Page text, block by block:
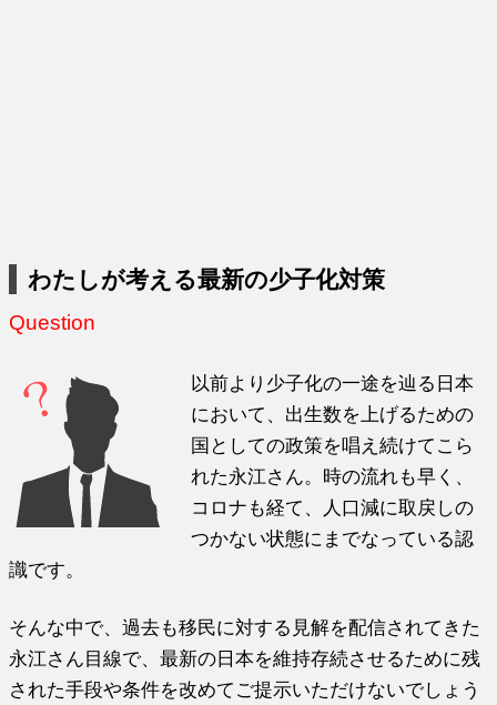
わたしが考える最新の少子化対策
Question
以前より少子化の一途を辿る日本
において、出生数を上げるための
国としての政策を唱え続けてこら
れた永江さん。時の流れも早く、
コロナも経て、人口減に取戻しの
つかない状態にまでなっている認
識です。
そんな中で、過去も移民に対する見解を配信されてきた
永江さん目線で、最新の日本を維持存続させるために残
された手段や条件を改めてご提示いただけないでしょう